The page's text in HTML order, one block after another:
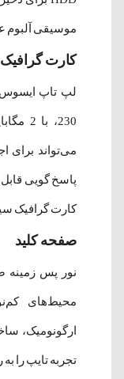
موسیقی آلبوم
کارت گرافیک
230،
می‌تواند برای
کارت گرافیک
صفحه کلید
محیط‌های
تجربه تایپ را